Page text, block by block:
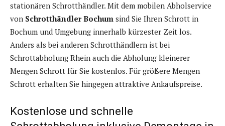
stationären Schrotthändler. Mit dem mobilen Abholservice
von Schrotthändler Bochum sind Sie Ihren Schrott in
Bochum und Umgebung innerhalb kürzester Zeit los.
Anders als bei anderen Schrotthändlern ist bei
Schrottabholung Rhein auch die Abholung kleinerer
Mengen Schrott für Sie kostenlos. Für größere Mengen
Schrott erhalten Sie hingegen attraktive Ankaufspreise.
Kostenlose und schnelle